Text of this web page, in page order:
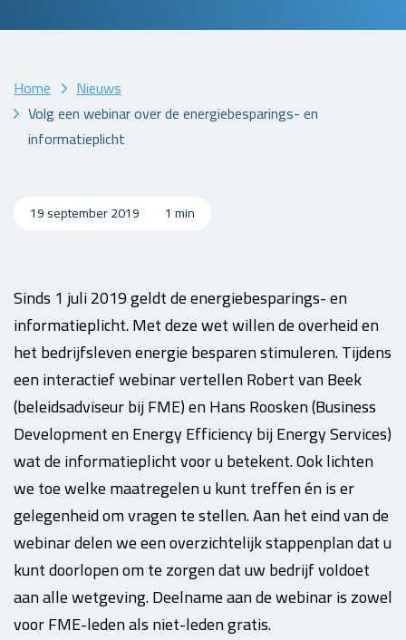
Home
Nieuws
Volg een webinar over de energiebesparings- en
informatieplicht
19 september 2019 1 min
Sinds 1 juli 2019 geldt de energiebesparings- en
informatieplicht. Met deze wet willen de overheid en
het bedrijfsleven energie besparen stimuleren. Tijdens
een interactief webinar vertellen Robert van Beek
(beleidsadviseur bij FME) en Hans Roosken (Business
Development en Energy Efficiency bij Energy Services)
wat de informatieplicht voor u betekent. Ook lichten
we toe welke maatregelen u kunt treffen én is er
gelegenheid om vragen te stellen. Aan het eind van de
webinar delen we een overzichtelijk stappenplan dat u
kunt doorlopen om te zorgen dat uw bedrijf voldoet
aan alle wetgeving. Deelname aan de webinar is zowel
voor FME-leden als niet-leden gratis.